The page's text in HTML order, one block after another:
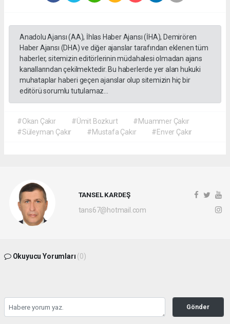
Anadolu Ajansı (AA), İhlas Haber Ajansı (İHA), Demirören
Haber Ajansı (DHA) ve diğer ajanslar tarafından eklenen tüm
haberler, sitemizin editörlerinin müdahalesi olmadan ajans
kanallarından çekilmektedir. Bu haberlerde yer alan hukuki
muhataplar haberi geçen ajanslar olup sitemizin hiç bir
editörü sorumlu tutulamaz...
#Okan Çakır #Ümit Bozkurt
#Muammer Çakır
#Süleyman Çakır
#Mustafa Çakır #Enver Çakır
TANSEL KARDEŞ
tans67@hotmail.com
Okuyucu Yorumları (0)
Gönder